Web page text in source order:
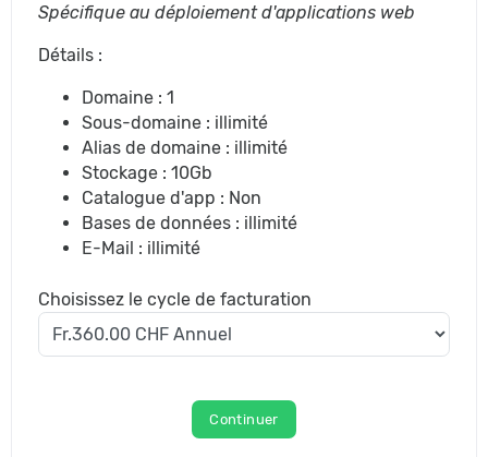
Spécifique au déploiement d'applications web
Détails :
Domaine : 1
Sous-domaine : illimité
Alias de domaine : illimité
Stockage : 10Gb
Catalogue d'app : Non
Bases de données : illimité
E-Mail : illimité
Choisissez le cycle de facturation
Continuer